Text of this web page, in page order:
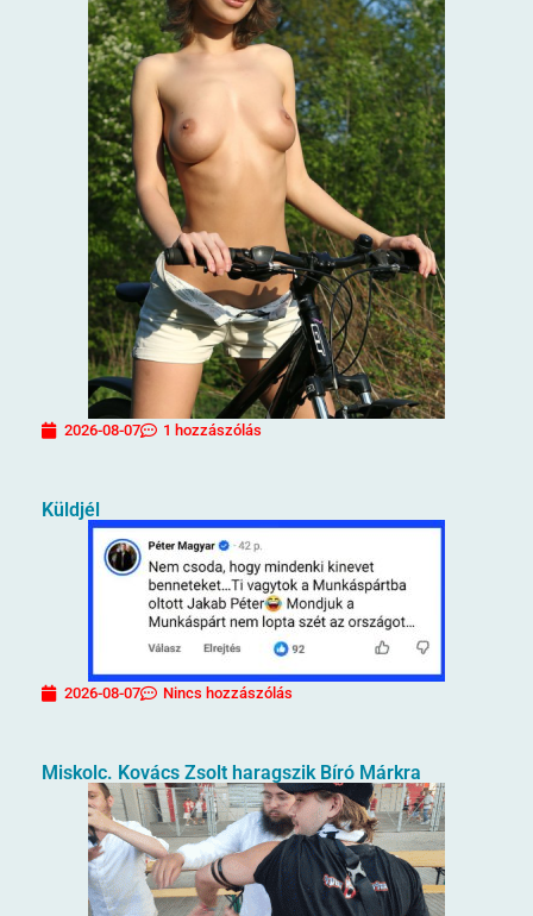
2026-08-07 1 hozzászólás
Küldjél
2026-08-07 Nincs hozzászólás
Miskolc. Kovács Zsolt haragszik Bíró Márkra